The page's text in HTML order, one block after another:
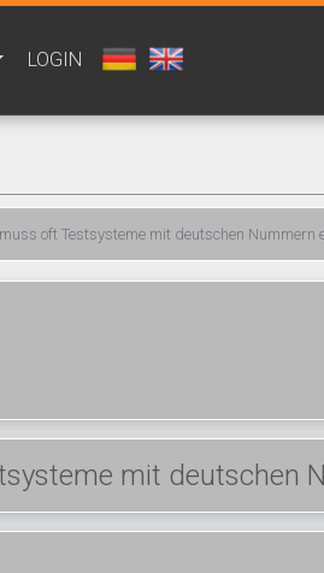
LOGIN
oft Testsysteme mit deutschen Nummern
mit deutschen